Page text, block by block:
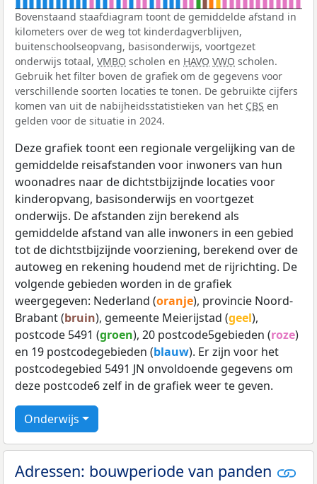
Bovenstaand staafdiagram toont de gemiddelde afstand in
kilometers over de weg tot kinderdagverblijven,
buitenschoolseopvang, basisonderwijs, voortgezet
onderwijs totaal, VMBO scholen en HAVO VWO scholen.
Gebruik het filter boven de grafiek om de gegevens voor
verschillende soorten locaties te tonen. De gebruikte cijfers
komen van uit de nabijheidsstatistieken van het CBS en
gelden voor de situatie in 2024.
Deze grafiek toont een regionale vergelijking van de
gemiddelde reisafstanden voor inwoners van hun
woonadres naar de dichtstbijzijnde locaties voor
kinderopvang, basisonderwijs en voortgezet
onderwijs. De afstanden zijn berekend als
gemiddelde afstand van alle inwoners in een gebied
tot de dichtstbijzijnde voorziening, berekend over de
autoweg en rekening houdend met de rijrichting. De
volgende gebieden worden in de grafiek
weergegeven: Nederland (oranje), provincie Noord-
Brabant (bruin), gemeente Meierijstad (geel),
postcode 5491 (groen), 20 postcode5gebieden (roze)
en 19 postcodegebieden (blauw). Er zijn voor het
postcodegebied 5491 JN onvoldoende gegevens om
deze postcode6 zelf in de grafiek weer te geven.
Onderwijs
Adressen: bouwperiode van panden